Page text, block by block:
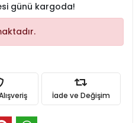
günü kargoda!
İade ve Değişim